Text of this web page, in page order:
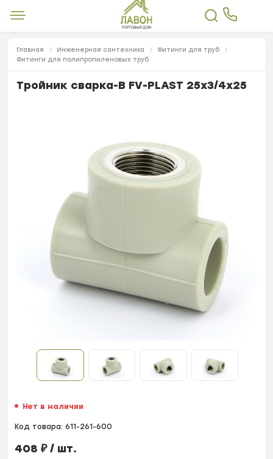
Главная Инженерная сантехника
Фитинги для труб
Фитинги для полипропиленовых труб
Тройник сварка-В FV-PLAST 25х3/4х25
Нет в наличии
Код товара: 611-261-600
408 ₽/ шт.